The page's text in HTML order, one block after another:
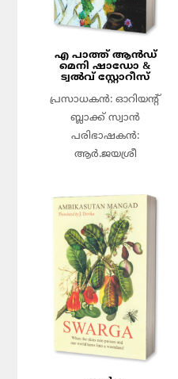
എ പാത്ത് ആൻഡ്
മെനി ഷാഡോ &
ട്വൽവ് സ്റ്റോറീസ്
പ്രസാധകൻ: ഓറിയന്റ്
ബ്ലാക്ക് സ്വാൻ
പരിഭാഷകൻ:
ആർ.ജയശ്രീ